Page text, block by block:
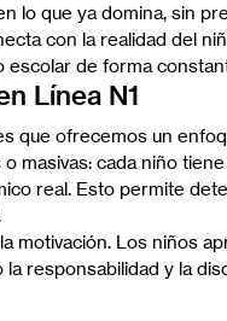
lo que ya domina, sin
con la realidad del
de forma
Línea N1
que ofrecemos un
masivas: cada niño
real. Esto permite
motivación. Los niños
responsabilidad y la